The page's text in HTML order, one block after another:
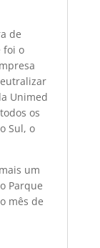
de
foi o
Unimed
os
Sul, o
um
Parque
mês de